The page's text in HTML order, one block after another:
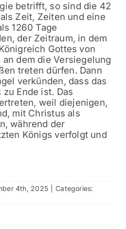
betrifft, so sind die 42
Zeit, Zeiten und eine
1260 Tage
der Zeitraum, in dem
Gottes von
dem die Versiegelung
treten dürfen. Dann
verkünden, dass das
Ende ist. Das
weil diejenigen,
mit Christus als
während der
Königs verfolgt und
4th, 2025
Categories: